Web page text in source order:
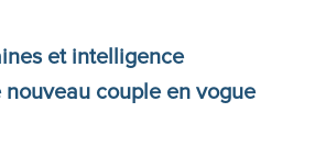
et intelligence
couple en vogue